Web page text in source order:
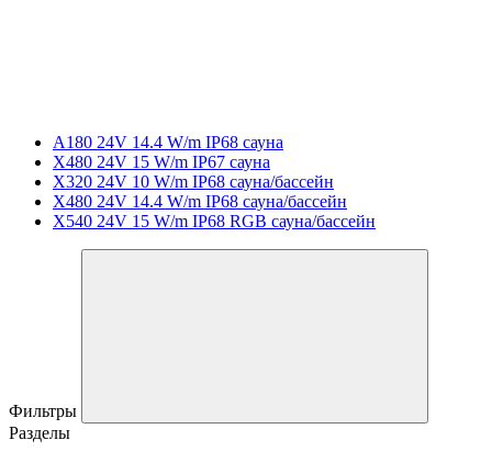
A180 24V 14.4 W/m IP68 сауна
X480 24V 15 W/m IP67 сауна
X320 24V 10 W/m IP68 сауна/бассейн
X480 24V 14.4 W/m IP68 сауна/бассейн
X540 24V 15 W/m IP68 RGB сауна/бассейн
Фильтры
Разделы